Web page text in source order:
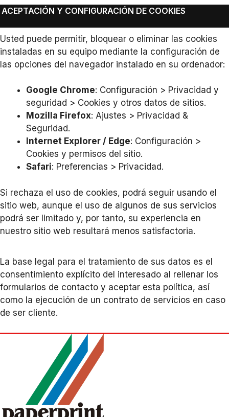
ACEPTACIÓN Y CONFIGURACIÓN DE COOKIES
Usted puede permitir, bloquear o eliminar las cookies
instaladas en su equipo mediante la configuración de
las opciones del navegador instalado en su ordenador:
Google Chrome: Configuración > Privacidad y
seguridad > Cookies y otros datos de sitios.
Mozilla Firefox: Ajustes > Privacidad &
Seguridad.
Internet Explorer / Edge: Configuración >
Cookies y permisos del sitio.
Safari: Preferencias > Privacidad.
Si rechaza el uso de cookies, podrá seguir usando el
sitio web, aunque el uso de algunos de sus servicios
podrá ser limitado y, por tanto, su experiencia en
nuestro sitio web resultará menos satisfactoria.
La base legal para el tratamiento de sus datos es el
consentimiento explícito del interesado al rellenar los
formularios de contacto y aceptar esta política, así
como la ejecución de un contrato de servicios en caso
de ser cliente.